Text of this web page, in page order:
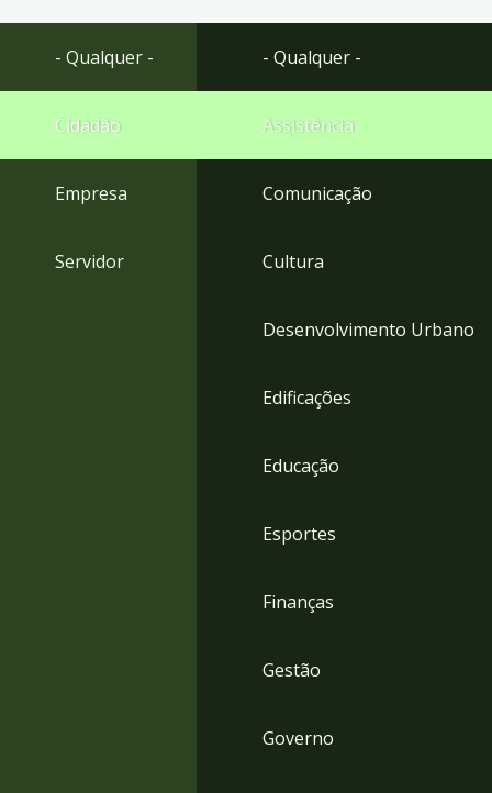
Ir
rodapé
- Qualquer -
Cidadão
Empresa
Servidor
- Qualquer -
Assistência
Comunicação
Cultura
Desenvolvimento Urbano
Edificações
Educação
Esportes
Finanças
Gestão
Governo